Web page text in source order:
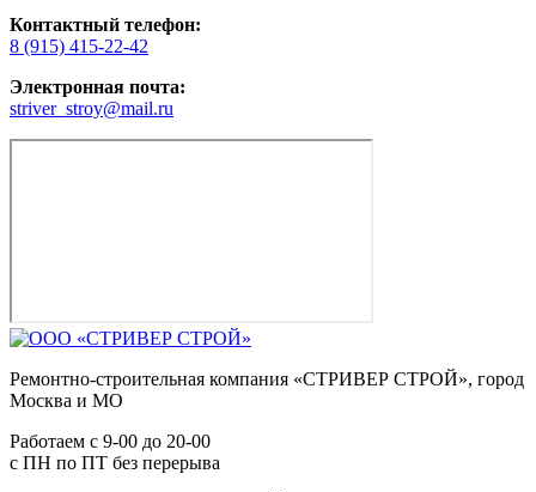
Контактный телефон:
8 (915) 415-22-42
Электронная почта:
striver_stroy@mail.ru
Ремонтно-строительная компания «СТРИВЕР СТРОЙ», город
Москва и МО
Работаем с 9-00 до 20-00
с ПН по ПТ без перерыва